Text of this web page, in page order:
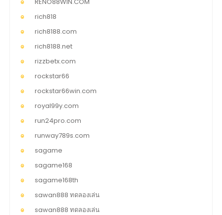
rich818
rich8188.com
rich8188.net
rizzbetx.com
rockstar66
rockstar66win.com
royal99y.com
run24pro.com
runway789s.com
sagame
sagame168
sagame168th
sawan888 ทดลองเล่น
sawan888 ทดลองเล่น